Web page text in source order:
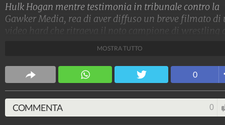
Hulk Hogan mentre testimonia in tribunale contro la
Gawker Media, rea di aver diffuso un breve filmato di
video hard che ritraeva il noto campione di wrestling
Spettacolo Fanpage
4.053.406.133 9.455 video 76.076 foto
MOSTRA TUTTO
0
COMMENTA 0